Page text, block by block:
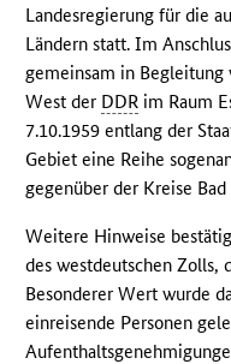
Landesregierung für die
Ländern statt. Im
gemeinsam in Begleitung
West der DDR im Raum
7.10.1959 entlang der
Gebiet eine Reihe
gegenüber der Kreise
Weitere Hinweise
des westdeutschen Zolls,
Besonderer Wert wurde
einreisende Personen